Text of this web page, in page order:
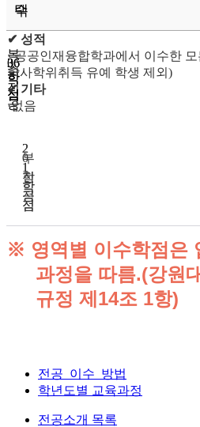
수
택
복
수
전
공
0
학
점
36
학
점
36
학
점
✔ 성적
· 공공인재융합학과에서 이수한
학사학위취득 유예 학생 제외)
✔ 기타
·없음
부
전
공
0
학
점
2
1
학
점
2
1
학
점
※ 영역별 이수학점은
과정을 따름.(강원
규정 제14조 1항)
전공 이수 방법
학년도별 교육과정
전공소개 목록